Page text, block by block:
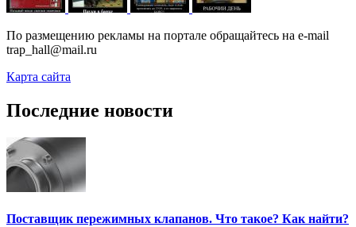
По размещению рекламы на портале обращайтесь на e-mail
trap_hall@mail.ru
Карта сайта
Последние новости
Поставщик пережимных клапанов. Что такое? Как найти?